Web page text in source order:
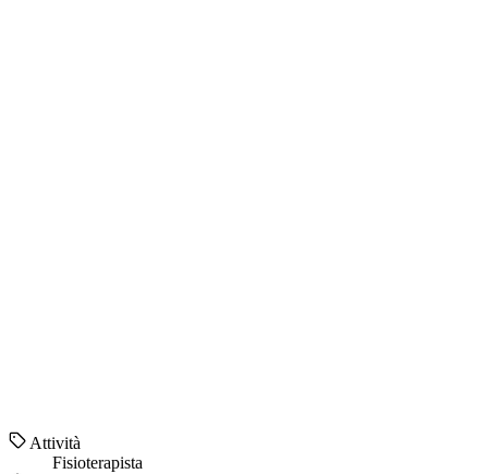
Attività
Fisioterapista